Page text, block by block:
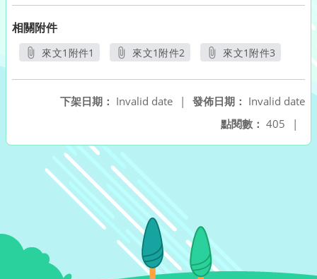
相關附件
來文1附件1
來文1附件2
來文1附件3
發佈日期： Invalid date
下架日期： Invalid date
|
點閱數： 405 |